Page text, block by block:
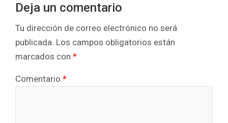
Deja un comentario
Tu dirección de correo electrónico no será
publicada. Los campos obligatorios están
marcados con *
Comentario *